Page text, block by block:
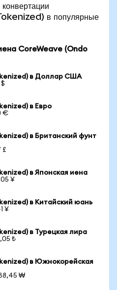
в популярные
CoreWeave (Ondo
в Доллар США
в Евро
€
в Британский фунт
£
в Японская иена
¥
в Китайский юань
¥
в Турецкая лира
₺
в Южнокорейская
₩